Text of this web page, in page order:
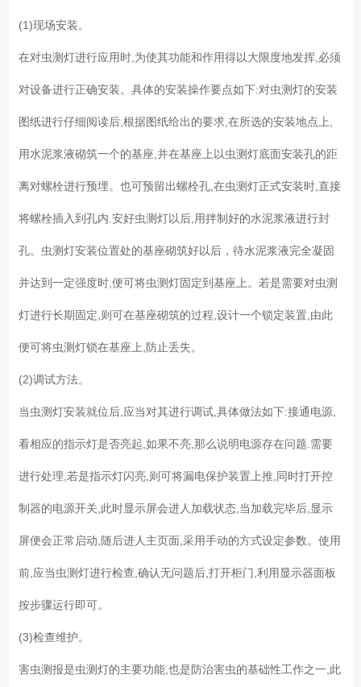
(1)现场安装。
在对虫测灯进行应用时,为使其功能和作用得以大限度地发挥,必须
对设备进行正确安装。具体的安装操作要点如下:对虫测灯的安装
图纸进行仔细阅读后,根据图纸给出的要求,在所选的安装地点上,
用水泥浆液砌筑一个的基座,并在基座上以虫测灯底面安装孔的距
离对螺栓进行预埋。也可预留出螺栓孔,在虫测灯正式安装时,直接
将螺栓插入到孔内.安好虫测灯以后,用拌制好的水泥浆液进行封
孔。虫测灯安装位置处的基座砌筑好以后，待水泥浆液完全凝固
并达到一定强度时,便可将虫测灯固定到基座上。若是需要对虫测
灯进行长期固定,则可在基座砌筑的过程,设计一个锁定装置,由此
便可将虫测灯锁在基座上,防止丢失。
(2)调试方法。
当虫测灯安装就位后,应当对其进行调试,具体做法如下:接通电源,
看相应的指示灯是否亮起,如果不亮,那么说明电源存在问题.需要
进行处理,若是指示灯闪亮,则可将漏电保护装置上推,同时打开控
制器的电源开关,此时显示屏会进人加载状态,当加载完毕后,显示
屏便会正常启动,随后进人主页面,采用手动的方式设定参数。使用
前,应当虫测灯进行检查,确认无问题后,打开柜门,利用显示器面板
按步骤运行即可。
(3)检查维护。
害虫测报是虫测灯的主要功能,也是防治害虫的基础性工作之一,此